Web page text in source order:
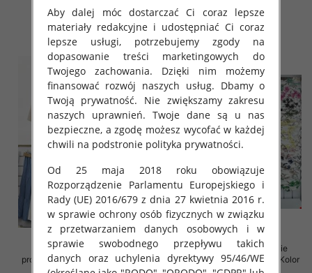
38.00 zł
szczegóły
35.00 zł
szczegóły
Spódnice damskie (Włoskie
produkt) Roz Standard, Mix Kolor
Paczka 5 szt
Sukienki damskie (Włoskie
produkt) Roz Standard, Mix Kolor
Paczka 5 szt
Aby dalej móc dostarczać Ci coraz lepsze
materiały redakcyjne i udostępniać Ci coraz
lepsze usługi, potrzebujemy zgody na
dopasowanie treści marketingowych do
Twojego zachowania. Dzięki nim możemy
finansować rozwój naszych usług. Dbamy o
Twoją prywatność. Nie zwiększamy zakresu
naszych uprawnień. Twoje dane są u nas
bezpieczne, a zgodę możesz wycofać w każdej
chwili na podstronie polityka prywatności.
Od 25 maja 2018 roku obowiązuje
Rozporządzenie Parlamentu Europejskiego i
Rady (UE) 2016/679 z dnia 27 kwietnia 2016 r.
w sprawie ochrony osób fizycznych w związku
z przetwarzaniem danych osobowych i w
sprawie swobodnego przepływu takich
danych oraz uchylenia dyrektywy 95/46/WE